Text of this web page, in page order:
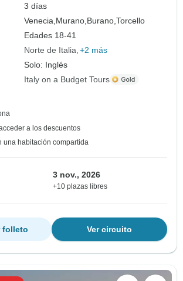
3 días
Venecia, Murano, Burano,Torcello
Edades 18-41
Norte de Italia +2 más
Solo: Inglés
Italy on a Budget Tours
a los descuentos
una habitación compartida
3 nov., 2026
+10 plazas libres
Ver circuito
folleto